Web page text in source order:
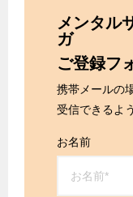
メンタル
ガ
ご登録フ
携帯メールの
受信できるよ
お名前